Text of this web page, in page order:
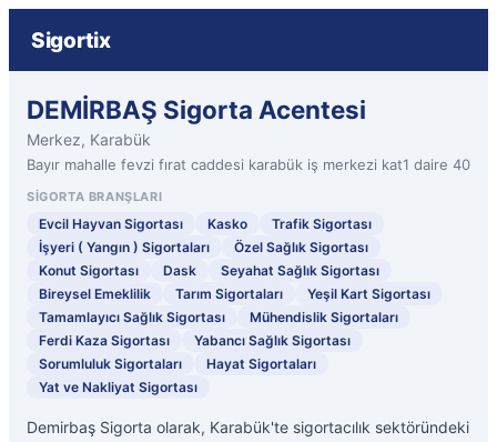
Sigortix
DEMİRBAŞ Sigorta Acentesi
Merkez, Karabük
Bayır mahalle fevzi fırat caddesi karabük iş merkezi kat1 daire 40
SIGORTA BRANŞLARI
Evcil Hayvan Sigortası Kasko
Trafik Sigortası
İşyeri ( Yangın ) Sigortaları
Özel Sağlık Sigortası
Konut Sigortası
Dask
Seyahat Sağlık Sigortası
Bireysel Emeklilik
Tarım Sigortaları
Yeşil Kart Sigortası
Tamamlayıcı Sağlık Sigortası
Mühendislik Sigortaları
Ferdi Kaza Sigortası
Yabancı Sağlık Sigortası
Sorumluluk Sigortaları
Hayat Sigortaları
Yat ve Nakliyat Sigortası
Demirbaş Sigorta olarak, Karabük'te sigortacılık sektöründeki